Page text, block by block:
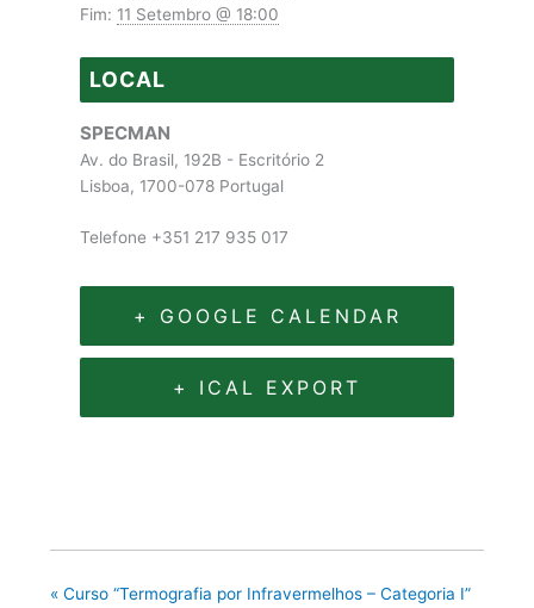
Fim: 11 Setembro @ 18:00
LOCAL
SPECMAN
Av. do Brasil, 192B - Escritório 2
Lisboa, 1700-078 Portugal
Telefone +351 217 935 017
+ GOOGLE CALENDAR
+ ICAL EXPORT
« Curso “Termografia por Infravermelhos – Categoria I”